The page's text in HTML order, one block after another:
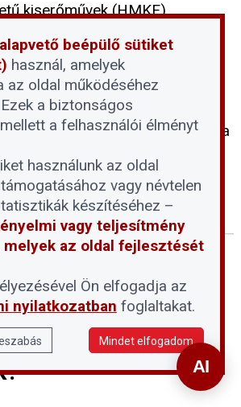
kiserőművek (HMKE)
elérkezett az utolsó jogi
kérjenek a
rendszer utólagos
elszenvedett anyagi
Napelem-felhasználók
(NÉP) Egyesület felhívása
Jogok Európai Bíróságához
egyéni kártérítési kérelmeket
kell postára adni.
eljárások
újabb akadály az
alapvető beépülő sütiket
használ, amelyek
az oldal működéséhez
a biztonságos
a felhasználói élményt
használunk az oldal
vagy névtelen
készítéséhez –
vagy teljesítmény
melyek az oldal fejlesztését
Ön elfogadja az
nyilatkozatban foglaltakat.
Mindet elfogadom